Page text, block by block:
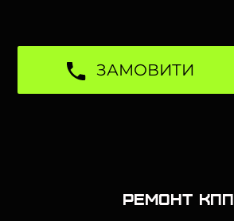
ЗАМОВИТИ
Ремонт КПП